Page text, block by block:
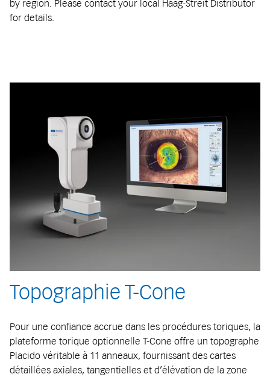
by region. Please contact your local Haag-Streit Distributor
for details.
Topographie T-Cone
Pour une confiance accrue dans les procédures toriques, la
plateforme torique optionnelle T-Cone offre un topographe
Placido véritable à 11 anneaux, fournissant des cartes
détaillées axiales, tangentielles et d’élévation de la zone